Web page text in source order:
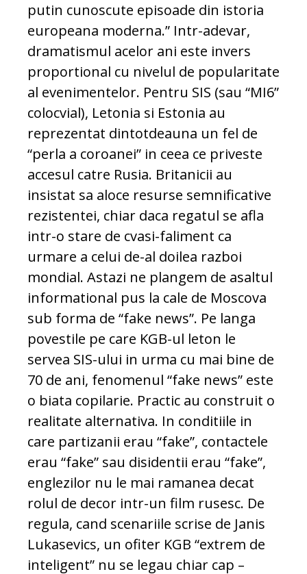
putin cunoscute episoade din istoria
europeana moderna.” Intr-adevar,
dramatismul acelor ani este invers
proportional cu nivelul de popularitate
al evenimentelor. Pentru SIS (sau “MI6”
colocvial), Letonia si Estonia au
reprezentat dintotdeauna un fel de
“perla a coroanei” in ceea ce priveste
accesul catre Rusia. Britanicii au
insistat sa aloce resurse semnificative
rezistentei, chiar daca regatul se afla
intr-o stare de cvasi-faliment ca
urmare a celui de-al doilea razboi
mondial. Astazi ne plangem de asaltul
informational pus la cale de Moscova
sub forma de “fake news”. Pe langa
povestile pe care KGB-ul leton le
servea SIS-ului in urma cu mai bine de
70 de ani, fenomenul “fake news” este
o biata copilarie. Practic au construit o
realitate alternativa. In conditiile in
care partizanii erau “fake”, contactele
erau “fake” sau disidentii erau “fake”,
englezilor nu le mai ramanea decat
rolul de decor intr-un film rusesc. De
regula, cand scenariile scrise de Janis
Lukasevics, un ofiter KGB “extrem de
inteligent” nu se legau chiar cap –